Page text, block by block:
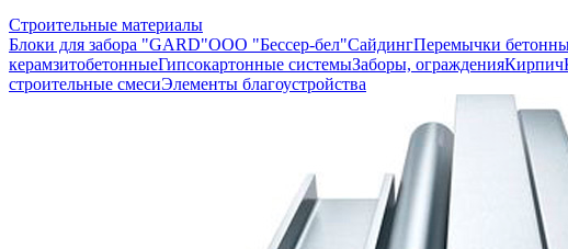
Строительные материалы
Блоки для забора "GARD"ООО "Бессер-бел"СайдингПеремычки
керамзитобетонныеГипсокартонные системыЗаборы, огражденияКирпич
строительные смесиЭлементы благоустройства